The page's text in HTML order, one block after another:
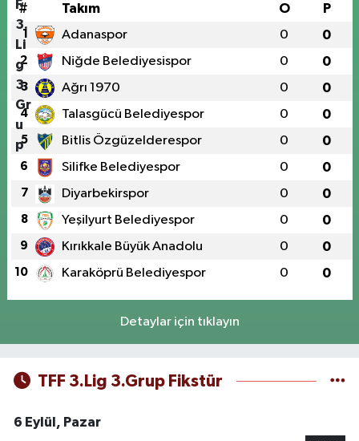
# Takım O P
1 Adanaspor 0 0
2 Niğde Belediyesispor 0 0
3 Ağrı 1970 0 0
4 Talasgücü Belediyespor 0 0
5 Bitlis Özgüzelderespor 0 0
6 Silifke Belediyespor 0 0
7 Diyarbekirspor 0 0
8 Yeşilyurt Belediyespor 0 0
9 Kırıkkale Büyük Anadolu 0 0
10 Karaköprü Belediyespor 0 0
Detaylar için tıklayın
TFF 3.Lig 3.Grup Fikstür
6 Eylül, Pazar